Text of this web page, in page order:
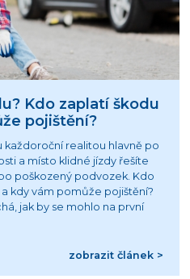
Kdo zaplatí škodu
pojištění?
každoroční realitou hlavně po
a místo klidné jízdy řešíte
poškozený podvozek. Kdo
kdy vám pomůže pojištění?
jak by se mohlo na první
zobrazit článek >